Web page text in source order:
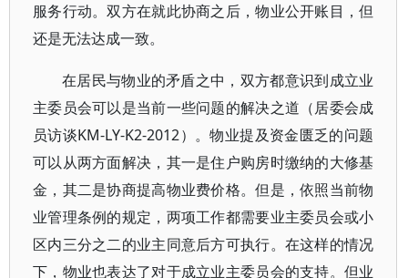
服务行动。双方在就此协商之后，物业公开账目，但
还是无法达成一致。
在居民与物业的矛盾之中，双方都意识到成立业
主委员会可以是当前一些问题的解决之道（居委会成
员访谈KM-LY-K2-2012）。物业提及资金匮乏的问题
可以从两方面解决，其一是住户购房时缴纳的大修基
金，其二是协商提高物业费价格。但是，依照当前物
业管理条例的规定，两项工作都需要业主委员会或小
区内三分之二的业主同意后方可执行。在这样的情况
下，物业也表达了对于成立业主委员会的支持。但业